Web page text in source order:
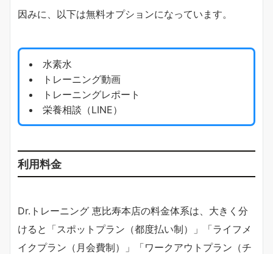
因みに、以下は無料オプションになっています。
水素水
トレーニング動画
トレーニングレポート
栄養相談（LINE）
利用料金
Dr.トレーニング 恵比寿本店の料金体系は、大きく分
けると「スポットプラン（都度払い制）」「ライフメ
イクプラン（月会費制）」「ワークアウトプラン（チ